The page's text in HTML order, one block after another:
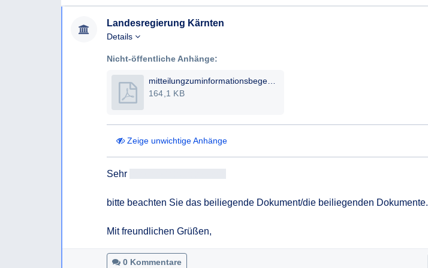
Landesregierung Kärnten
Details
Nicht-öffentliche Anhänge:
164,1 KB
Zeige unwichtige Anhänge
Sehr
bitte beachten Sie das beiliegende Dokument/die beiliegenden Dokumente.
Mit freundlichen Grüßen,
0 Kommentare